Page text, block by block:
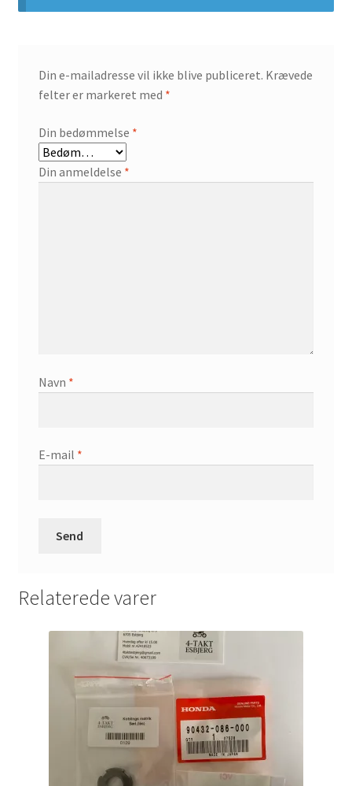
Din e-mailadresse vil ikke blive publiceret. Krævede
felter er markeret med *
Din bedømmelse *
Din anmeldelse *
Navn *
E-mail *
Relaterede varer